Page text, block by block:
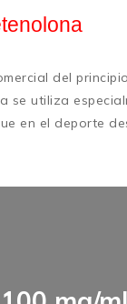
del
se utiliza
en el deporte